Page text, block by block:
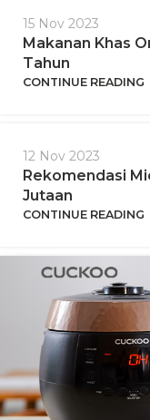
15 Nov 2023
Makanan Khas
Tahun
CONTINUE READING
12 Nov 2023
Rekomendasi
Jutaan
CONTINUE READING